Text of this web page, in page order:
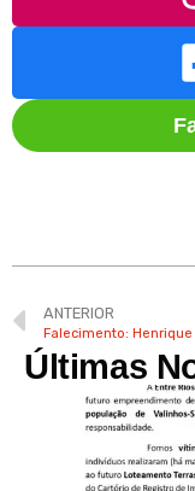
ANTERIOR
Últimas